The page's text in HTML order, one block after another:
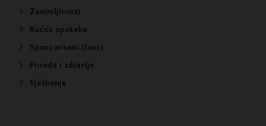
Zanimljivosti
Kućna apoteka
Sponzorisani članci
Priroda i zdravlje
Vježbanje